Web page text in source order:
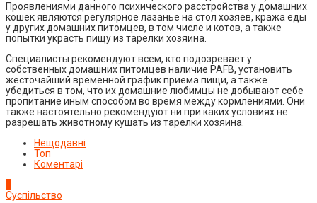
Проявлениями данного психического расстройства у домашних
кошек являются регулярное лазанье на стол хозяев, кража еды
у других домашних питомцев, в том числе и котов, а также
попытки украсть пищу из тарелки хозяина.
Специалисты рекомендуют всем, кто подозревает у
собственных домашних питомцев наличие PAFB, установить
жесточайший временной график приема пищи, а также
убедиться в том, что их домашние любимцы не добывают себе
пропитание иным способом во время между кормлениями. Они
также настоятельно рекомендуют ни при каких условиях не
разрешать животному кушать из тарелки хозяина.
Нещодавні
Топ
Коментарі
Суспільство